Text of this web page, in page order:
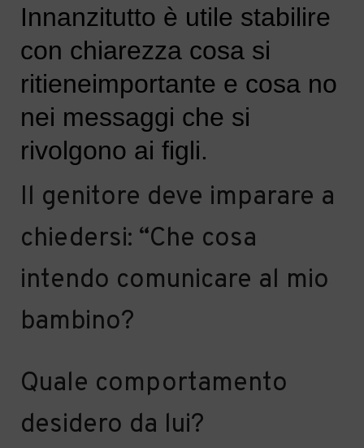
Innanzitutto è utile stabilire
con chiarezza cosa si
ritieneimportante e cosa no
nei messaggi che si
rivolgono ai figli.
Il genitore deve imparare a
chiedersi: “Che cosa
intendo comunicare al mio
bambino?
Quale comportamento
desidero da lui?